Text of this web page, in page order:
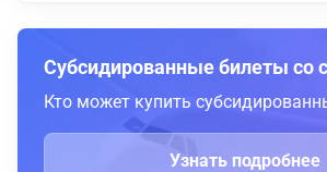
Субсидированные билеты со
Кто может купить
Узнать подробнее